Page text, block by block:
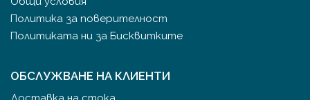
Политика за поверителност
Политиката ни за Бисквитките
ОБСЛУЖВАНЕ НА КЛИЕНТИ